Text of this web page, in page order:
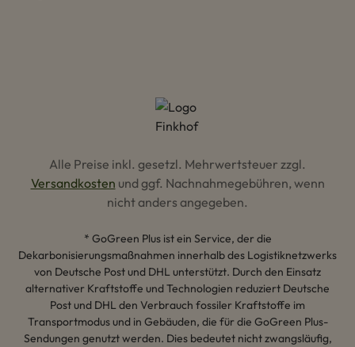
Alle Preise inkl. gesetzl. Mehrwertsteuer zzgl.
Versandkosten und ggf. Nachnahmegebühren, wenn
nicht anders angegeben.
* GoGreen Plus ist ein Service, der die
Dekarbonisierungsmaßnahmen innerhalb des Logistiknetzwerks
von Deutsche Post und DHL unterstützt. Durch den Einsatz
alternativer Kraftstoffe und Technologien reduziert Deutsche
Post und DHL den Verbrauch fossiler Kraftstoffe im
Transportmodus und in Gebäuden, die für die GoGreen Plus-
Sendungen genutzt werden. Dies bedeutet nicht zwangsläufig,